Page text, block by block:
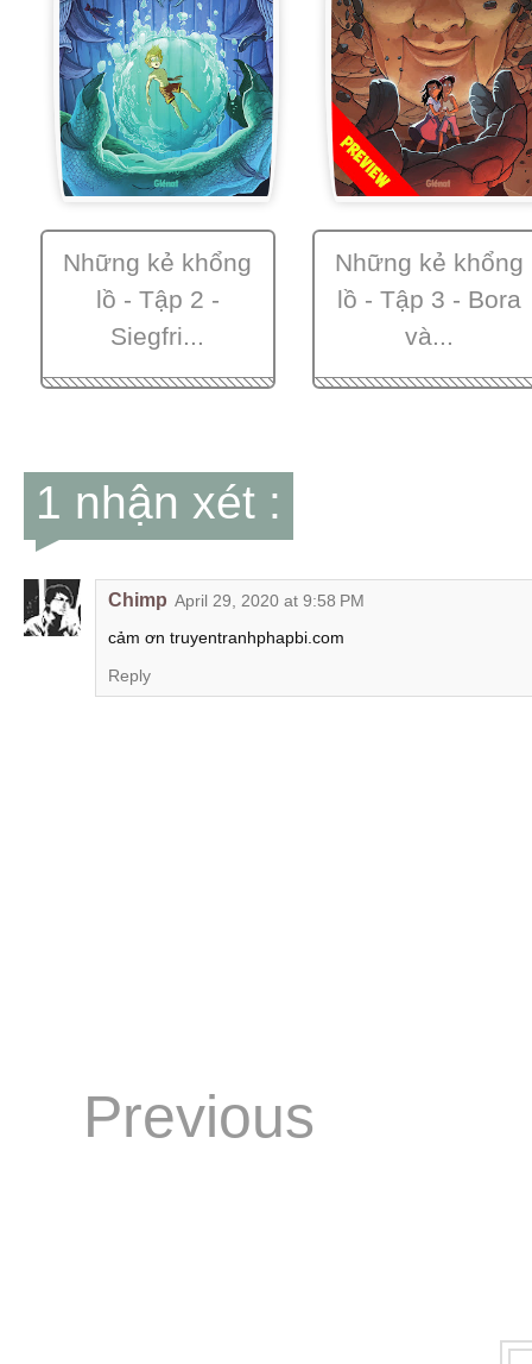
Những kẻ khổng
lồ - Tập 2 -
Siegfri...
Những kẻ khổng
lồ - Tập 3 - Bora
và...
1 nhận xét :
Chimp April 29, 2020 at 9:58 PM
cảm ơn truyentranhphapbi.com
Reply
Previous